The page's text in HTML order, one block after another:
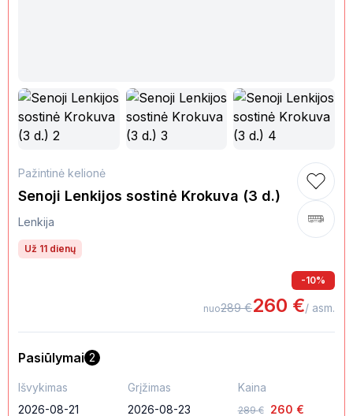
Pažintinė kelionė
Senoji Lenkijos sostinė Krokuva (3 d.)
Lenkija
Už 11 dienų
-10%
nuo289 €260 €/ asm.
Pasiūlymai 2
Išvykimas Grįžimas
Kaina
2026-08-21
2026-08-23 289 € 260 €